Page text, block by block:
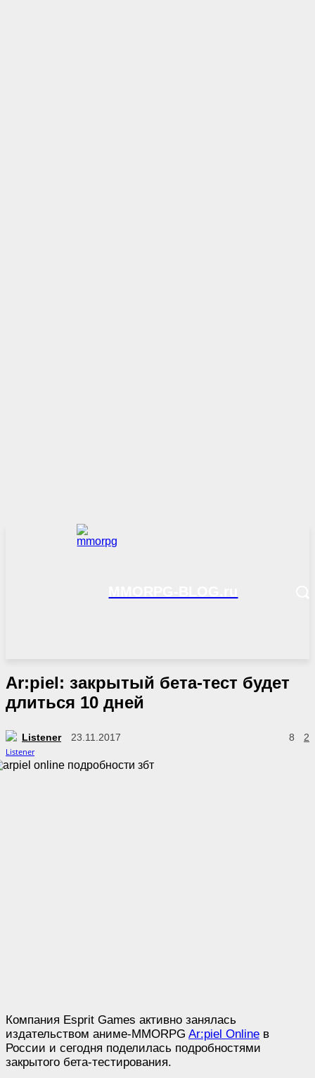
Ar:piel: закрытый бета-тест будет
длиться 10 дней
Listener 23.11.2017 2
8
Компания Esprit Games активно занялась
издательством аниме-MMORPG Ar:piel Online в
России и сегодня поделилась подробностями
закрытого бета-тестирования.